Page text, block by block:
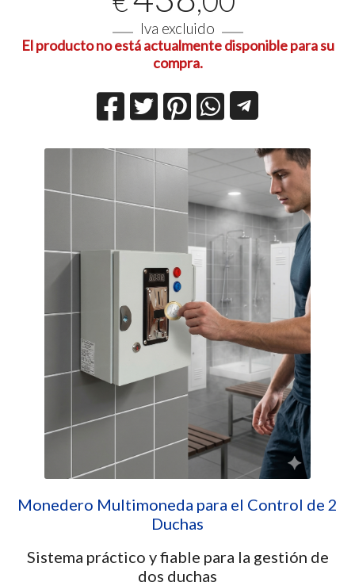
Iva excluido
El producto no está actualmente disponible para su
compra.
Monedero Multimoneda para el Control de 2
Duchas
Sistema práctico y fiable para la gestión de
dos duchas